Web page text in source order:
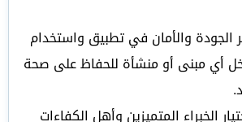
الجودة والأمان في تطبيق واستخدام
أي مبنى أو منشأة للحفاظ على صحة
الخبراء المتميزين وأهل الكفاءات